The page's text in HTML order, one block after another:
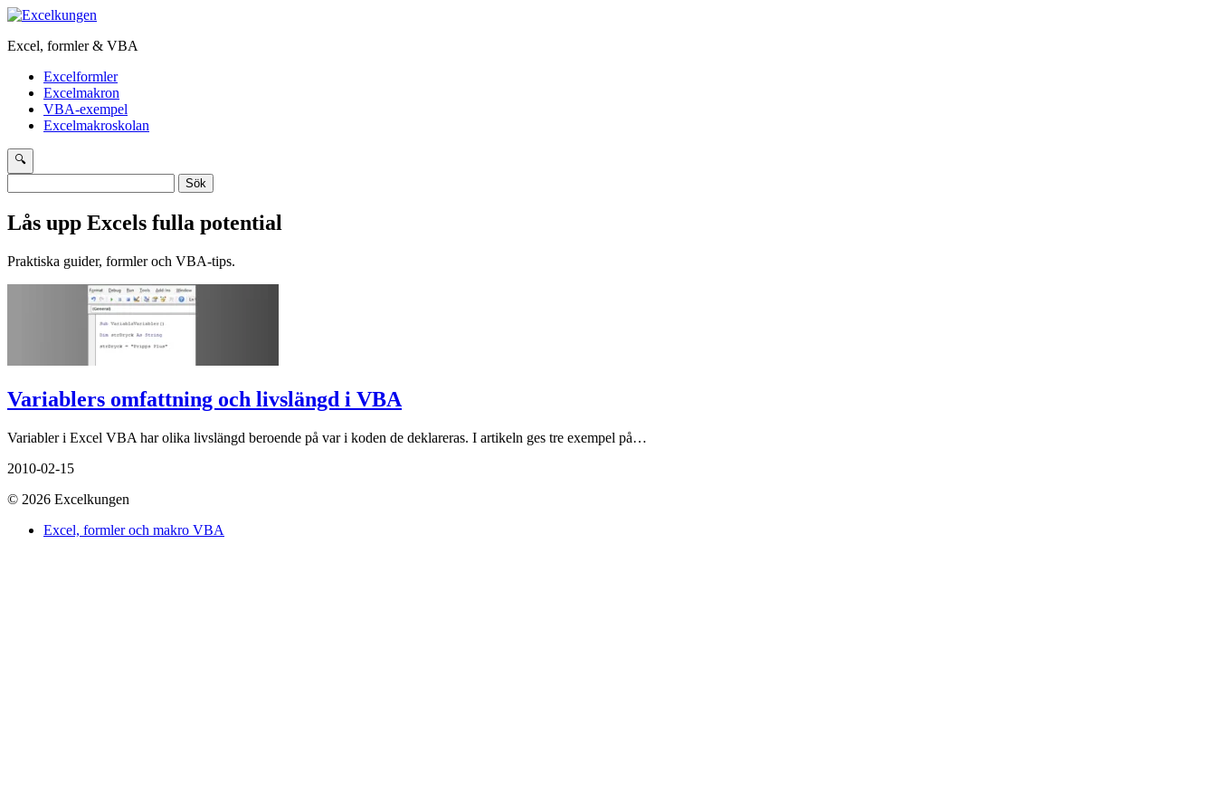
Excel, formler & VBA
Excelformler
Excelmakron
VBA-exempel
Excelmakroskolan
🔍
efter:
Lås upp Excels fulla potential
Praktiska guider, formler och VBA-tips.
Variablers omfattning och livslängd i VBA
Variabler i Excel VBA har olika livslängd beroende på var i koden de deklareras. I artikeln ges tre exempel på…
2010-02-15
© 2026 Excelkungen
Excel, formler och makro VBA